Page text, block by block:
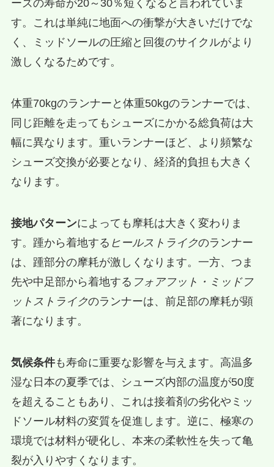
ーズの寿命が20～30％短くなると言われていま
す。これは単純に地面への衝撃が大きいだけでな
く、ミッドソールの圧縮と回復のサイクルがより
激しくなるためです。
体重70kgのランナーと体重50kgのランナーでは、
同じ距離を走ってもシューズにかかる総負荷は大
幅に異なります。重いランナーほど、より頻繁な
シューズ交換が必要となり、経済的負担も大きく
なります。
接地パターンによっても摩耗は大きく変わりま
す。踵から着地する ヒールストライクのランナー
は、踵部分の摩耗が激しくなります。一方、つま
先や中足部から着地する フォアフット・ミッドフ
ットストライクのランナーは、前足部の摩耗が顕
著になります。
気候条件も寿命に重要な影響を与えます。高温多
湿な日本の夏季では、シューズ内部の温度が50度
を超えることもあり、これは接着剤の劣化やミッ
ドソール材料の変質を促進します。逆に、極寒の
環境では材料が硬化し、本来の柔軟性を失って亀
裂が入りやすくなります。